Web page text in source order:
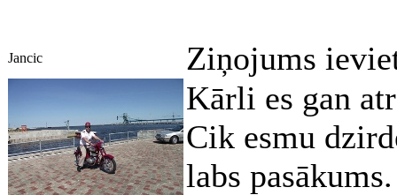
Jancic Ziņojums
Kārli es gan
Cik esmu
labs